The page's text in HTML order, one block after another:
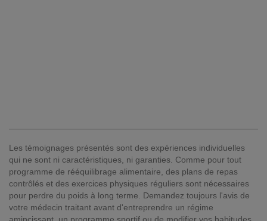
Les témoignages présentés sont des expériences individuelles
qui ne sont ni caractéristiques, ni garanties. Comme pour tout
programme de rééquilibrage alimentaire, des plans de repas
contrôlés et des exercices physiques réguliers sont nécessaires
pour perdre du poids à long terme. Demandez toujours l'avis de
votre médecin traitant avant d'entreprendre un régime